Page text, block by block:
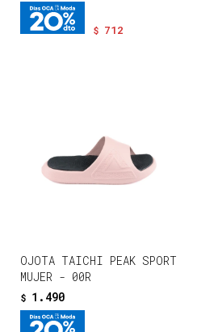
$ 712
OJOTA TAICHI PEAK SPORT
MUJER - 00R
$ 1.490